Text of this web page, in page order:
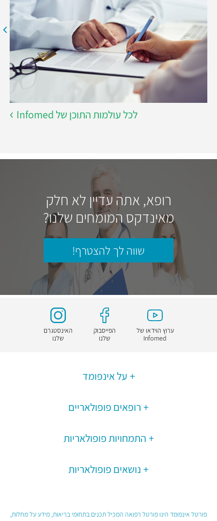
לכל עולמות התוכן של Infomed
רופא, אתה עדיין לא חלק
מאינדקס המומחים שלנו?
שווה לך להצטרף!
ערוץ הוידאו של
Infomed
הפייסבוק
שלנו
האינסטגרם
שלנו
על אינפומד
רופאים פופולאריים
התמחויות פופולאריות
נושאים פופולאריות
פורטל אינפומד הינו פורטל רפואה המכיל תכנים בתחומי בריאות, מידע על מחלות,